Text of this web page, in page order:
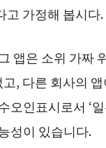
고 가정해 봅시다.
앱은 소위 가짜
, 다른 회사의
오인표시로서 ‘
성이 있습니다.